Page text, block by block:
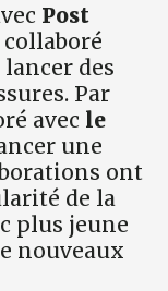
Post
collaboré
des
Par
avec le
une
ont
de la
plus jeune
nouveaux